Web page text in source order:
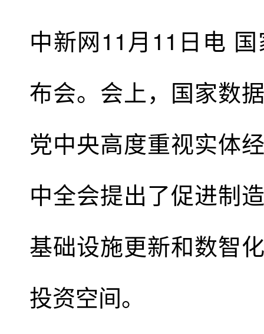
中新网11月11日电
布会。会上，国家数
党中央高度重视实体
中全会提出了促进制
基础设施更新和数智
投资空间。